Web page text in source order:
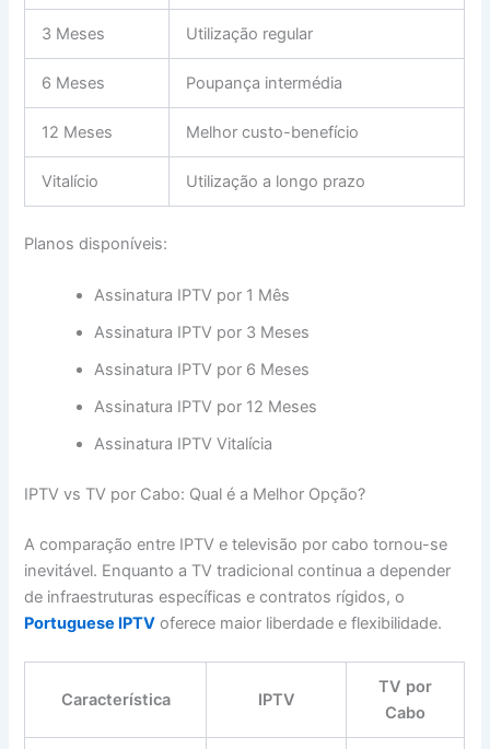
3 Meses Utilização regular
6 Meses Poupança intermédia
12 Meses Melhor custo-benefício
Vitalício Utilização a longo prazo
Planos disponíveis:
Assinatura IPTV por 1 Mês
Assinatura IPTV por 3 Meses
Assinatura IPTV por 6 Meses
Assinatura IPTV por 12 Meses
Assinatura IPTV Vitalícia
IPTV vs TV por Cabo: Qual é a Melhor Opção?
A comparação entre IPTV e televisão por cabo tornou-se
inevitável. Enquanto a TV tradicional continua a depender
de infraestruturas específicas e contratos rígidos, o
Portuguese IPTV oferece maior liberdade e flexibilidade.
Característica IPTV
TV por
Cabo